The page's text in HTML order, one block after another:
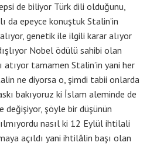
de biliyor Türk dili olduğunu,
da epeyce konuştuk Stalin’in
genetik ile ilgili karar alıyor
Nobel ödülü sahibi olan
atıyor tamamen Stalin’in yani her
ne diyorsa o, şimdi tabii onlarda
bakıyoruz ki İslam aleminde de
değişiyor, şöyle bir düşünün
nasıl ki 12 Eylül ihtilali
açıldı yani ihtilâlin başı olan